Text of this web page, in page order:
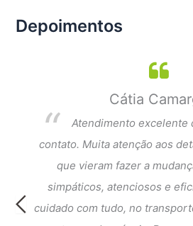
Depoimentos
Cátia
Atendimento excelente
contato. Muita atenção aos
que vieram fazer a
simpáticos, atenciosos e
cuidado com tudo, no